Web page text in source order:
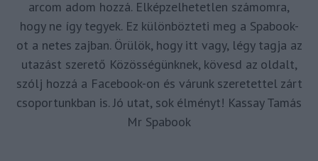
arcom adom hozzá. Elképzelhetetlen számomra,
hogy ne így tegyek. Ez különbözteti meg a Spabook-
ot a netes zajban. Örülök, hogy itt vagy, légy tagja az
utazást szerető Közösségünknek, kövesd az oldalt,
szólj hozzá a Facebook-on és várunk szeretettel zárt
csoportunkban is. Jó utat, sok élményt! Kassay Tamás
Mr Spabook